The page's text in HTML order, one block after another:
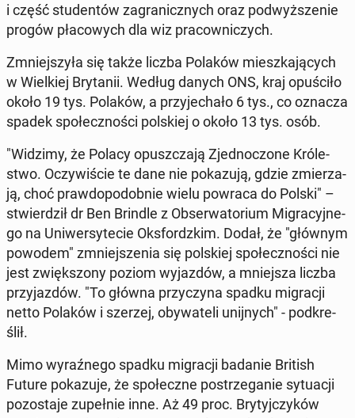
i część stu­den­tów za­gra­nicz­nych oraz pod­wyż­sze­nie
progów pła­co­wych dla wiz pra­cow­ni­czych.
Zmniej­szy­ła się także liczba Polaków miesz­ka­ją­cych
w Wiel­kiej Bry­ta­nii. Według danych ONS, kraj opu­ści­ło
około 19 tys. Polaków, a przy­je­cha­ło 6 tys., co oznacza
spadek spo­łecz­no­ści pol­skiej o około 13 tys. osób.
"Widzimy, że Polacy opusz­cza­ją Zjed­no­czo­ne Kró­le­
stwo. Oczy­wi­ście te dane nie po­ka­zu­ją, gdzie zmie­rza­
ją, choć praw­do­po­dob­nie wielu powraca do Polski" –
stwier­dził dr Ben Brindle z Ob­ser­wa­to­rium Mi­gra­cyj­ne­
go na Uni­wer­sy­te­cie Oks­fordz­kim. Dodał, że "głównym
powodem" zmniej­sze­nia się pol­skiej spo­łecz­no­ści nie
jest zwięk­szo­ny poziom wy­jaz­dów, a mniej­sza liczba
przy­jaz­dów. "To główna przy­czy­na spadku mi­gra­cji
netto Polaków i szerzej, oby­wa­te­li unij­nych" - pod­kre­
ślił.
Mimo wy­raź­ne­go spadku mi­gra­cji badanie British
Future po­ka­zu­je, że spo­łecz­ne po­strze­ga­nie sy­tu­acji
po­zo­sta­je zu­peł­nie inne. Aż 49 proc. Bry­tyj­czy­ków